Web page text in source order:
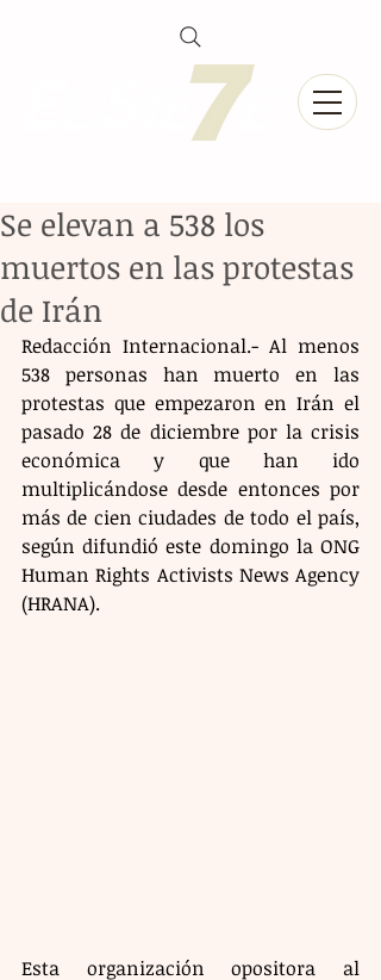
Se elevan a 538 los
muertos en las protestas
de Irán
Redacción Internacional.- Al menos
538 personas han muerto en las
protestas que empezaron en Irán el
pasado 28 de diciembre por la crisis
económica y que han ido
multiplicándose desde entonces por
más de cien ciudades de todo el país,
según difundió este domingo la ONG
Human Rights Activists News Agency
(HRANA).
Esta organización opositora al